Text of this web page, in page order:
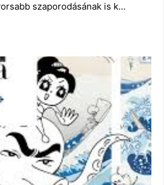
szaporodásának is k…